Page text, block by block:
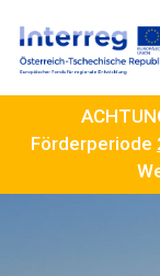
Förderperiode